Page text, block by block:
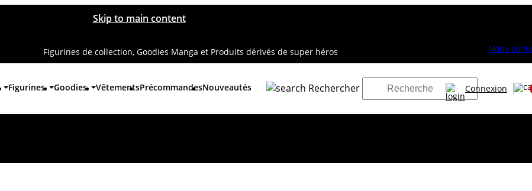
Skip to main content
Figurines de collection, Goodies Manga et Produits dérivés de super héros Nous
Figurines Goodies VêtementsPrécommandesNouveautés Rechercher Connexion